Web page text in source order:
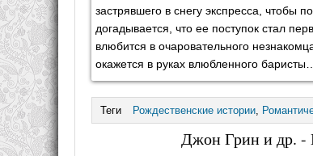
застрявшего в снегу экспресса, чтобы
догадывается, что ее поступок стал
влюбится в очаровательного
окажется в руках влюбленного баристы…
Теги Рождественские истории
Джон Грин и др. -